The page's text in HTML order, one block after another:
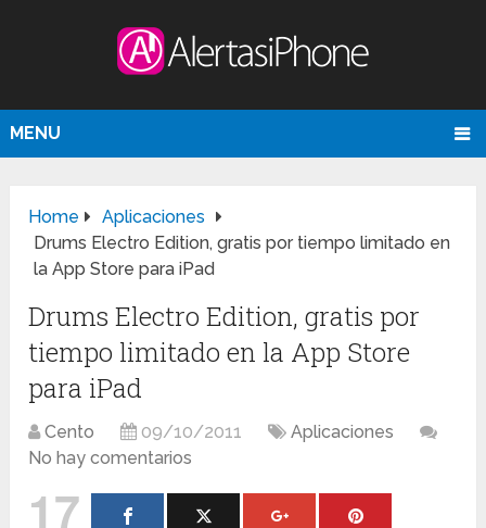
MENU
Home
Aplicaciones
Drums Electro Edition, gratis por tiempo limitado en
la App Store para iPad
Drums Electro Edition, gratis por
tiempo limitado en la App Store
para iPad
Cento 09/10/2011
Aplicaciones
No hay comentarios
17